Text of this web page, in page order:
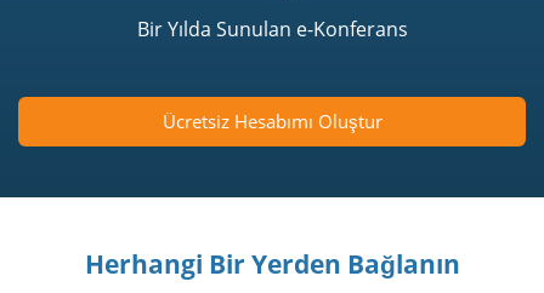
Bir Yılda Sunulan e-Konferans
Ücretsiz Hesabımı Oluştur
Herhangi Bir Yerden Bağlanın